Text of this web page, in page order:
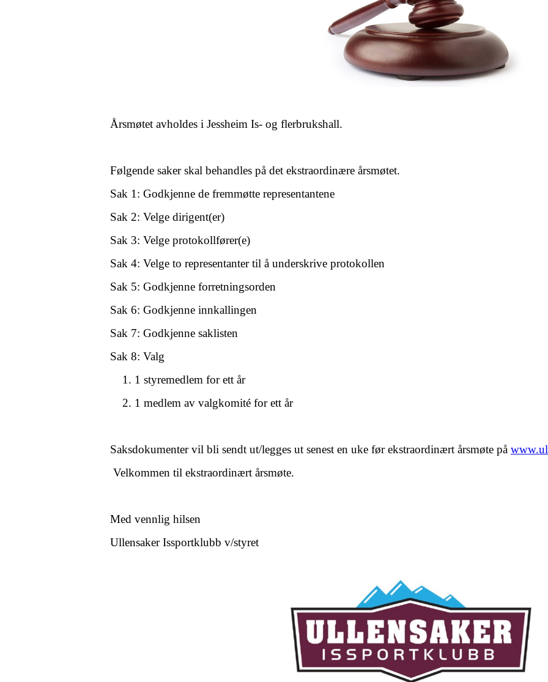
Årsmøtet avholdes i Jessheim Is- og flerbrukshall.
Følgende saker skal behandles på det ekstraordinære årsmøtet.
Sak 1: Godkjenne de fremmøtte representantene
Sak 2: Velge dirigent(er)
Sak 3: Velge protokollfører(e)
Sak 4: Velge to representanter til å underskrive protokollen
Sak 5: Godkjenne forretningsorden
Sak 6: Godkjenne innkallingen
Sak 7: Godkjenne saklisten
Sak 8: Valg
1 styremedlem for ett år
1 medlem av valgkomité for ett år
Saksdokumenter vil bli sendt ut/legges ut senest en uke før ekstraordinært årsmøte på
Velkommen til ekstraordinært årsmøte.
Med vennlig hilsen
Ullensaker Issportklubb v/styret